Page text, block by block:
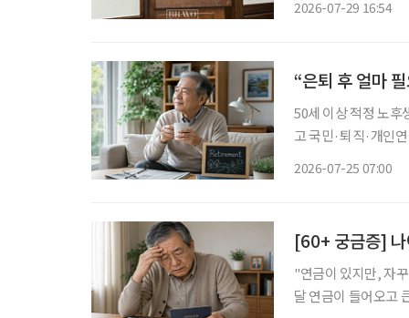
2026-07-29 16:54
“은퇴 후 얼마
50세 이상 적정 노후
고 국민·퇴직·개인
2026-07-25 07:00
[60+ 궁금증] 나
"연금이 있지만, 자꾸 불안해요." 은퇴 후 가장 많이 큰 걱
달 연금이 들어오고